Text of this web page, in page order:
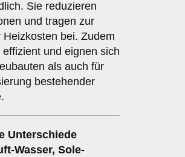
Sie reduzieren
und tragen zur
Heizkosten bei. Zudem
und eignen sich
als auch für
bestehender
Unterschiede
Wasser, Sole-